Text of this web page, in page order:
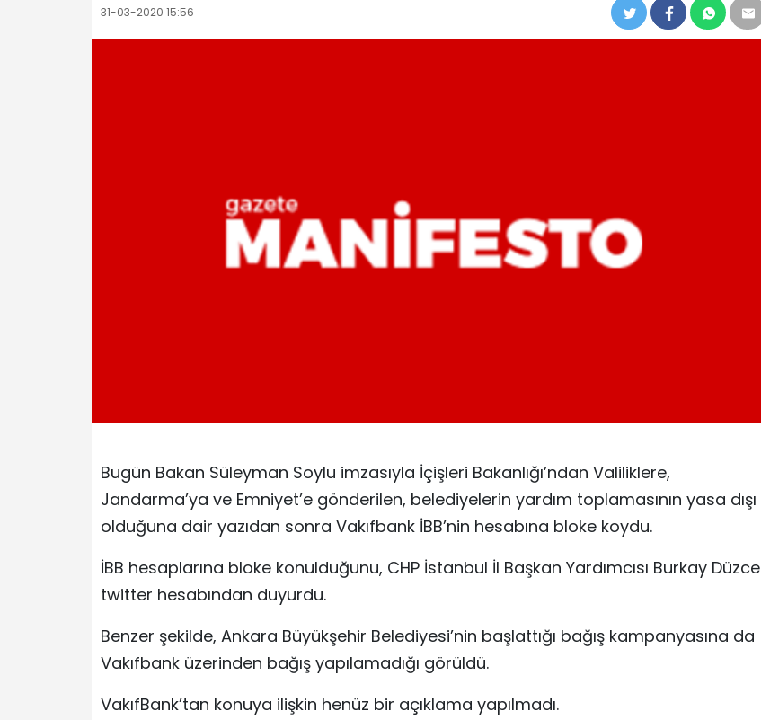
31-03-2020 15:56
Bugün Bakan Süleyman Soylu imzasıyla İçişleri Bakanlığı’ndan Valiliklere,
Jandarma’ya ve Emniyet’e gönderilen, belediyelerin yardım toplamasının yasa dışı
olduğuna dair yazıdan sonra Vakıfbank İBB’nin hesabına bloke koydu.
İBB hesaplarına bloke konulduğunu, CHP İstanbul İl Başkan Yardımcısı Burkay Düzce
twitter hesabından duyurdu.
Benzer şekilde, Ankara Büyükşehir Belediyesi’nin başlattığı bağış kampanyasına da
Vakıfbank üzerinden bağış yapılamadığı görüldü.
VakıfBank’tan konuya ilişkin henüz bir açıklama yapılmadı.